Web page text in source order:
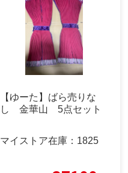
【ゆーた】ばら売りな
し 金華山 5点セット
マイストア在庫： 1825